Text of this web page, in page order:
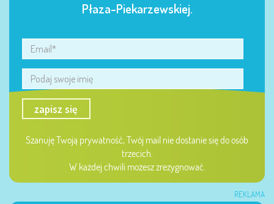
Płaza-Piekarzewskiej.
zapisz się
Szanuję Twoją prywatność, Twój mail nie dostanie się do osób
trzecich.
W każdej chwili możesz zrezygnować.
REKLAMA